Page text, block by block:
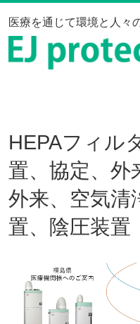
医療を通じて環境と人々
HEPAフィル
置、協定、外
外来、空気清
置、陰圧装置